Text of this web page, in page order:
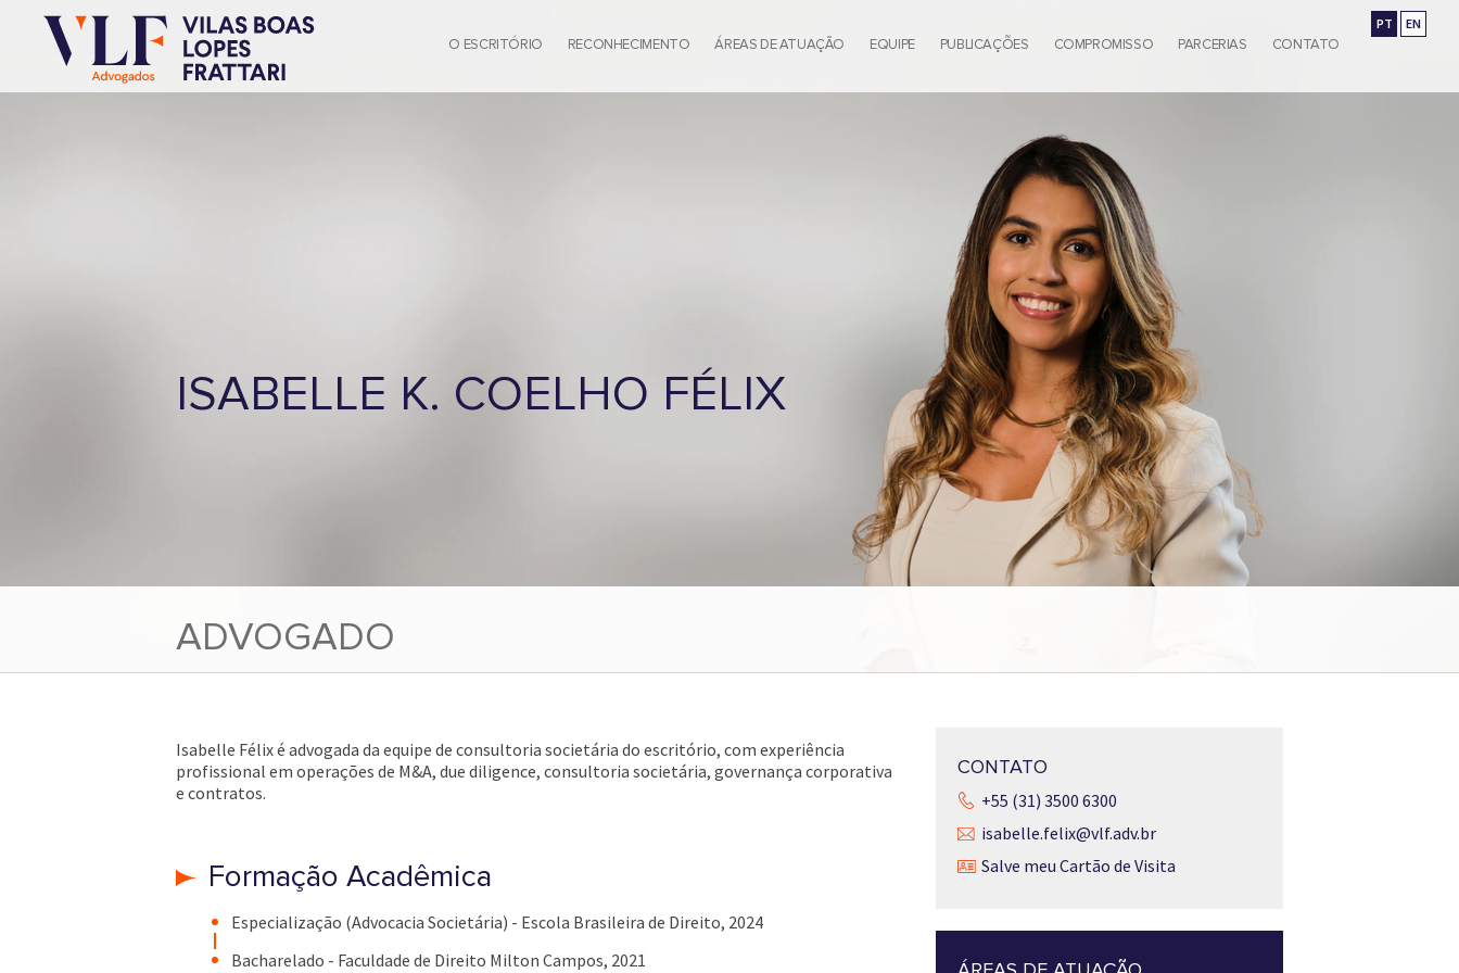
PT EN
O ESCRITÓRIO RECONHECIMENTO ÁREAS DE ATUAÇÃO EQUIPE PUBLICAÇÕES COMPROMISSO PARCERIAS CONTATO
ISABELLE K. COELHO FÉLIX
ADVOGADO
Isabelle Félix é advogada da equipe de consultoria societária do escritório, com experiência
profissional em operações de M&A, due diligence, consultoria societária, governança corporativa
e contratos.
Formação Acadêmica
Especialização (Advocacia Societária) - Escola Brasileira de Direito, 2024
Bacharelado - Faculdade de Direito Milton Campos, 2021
CONTATO
+55 (31) 3500 6300
isabelle.felix@vlf.adv.br
Salve meu Cartão de Visita